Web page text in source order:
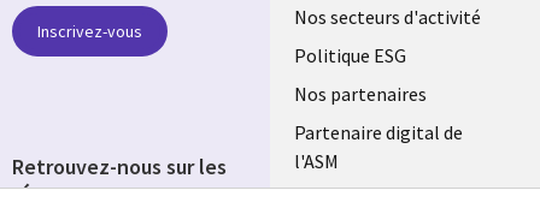
links
FRANCE
Nos secteurs d'activité
Politique ESG
Nos partenaires
Partenaire digital de
l'ASM
Inscrivez-vous
Retrouvez-nous sur les
réseaux